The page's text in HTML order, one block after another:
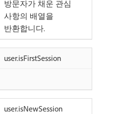
방문자가 채운 관심
사항의 배열을
반환합니다.
user.isFirstSession
user.isNewSession